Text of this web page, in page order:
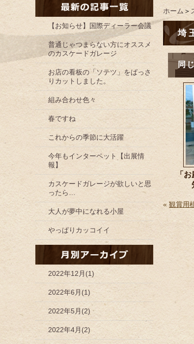
ホーム ＞
埼
同
「
« 観賞用
【お知らせ】国際ディーラー会議
普通じゃつまらない方にオススメ
のカスケードガレージ
お店の看板の「ソテツ」をばっさ
りカットしました。
組み合わせ色々
春ですね
これからの季節に大活躍
今年もインターペット【出展情
報】
カスケードガレージが欲しいと思
ったら…
大人が夢中になれる小屋
やっぱりカッコイイ
2022年12月(1)
2022年6月(1)
2022年5月(2)
2022年4月(2)